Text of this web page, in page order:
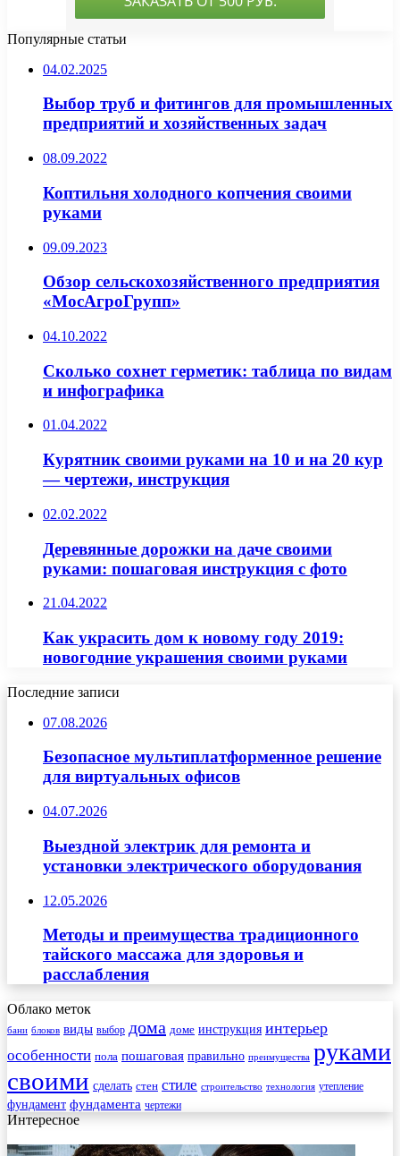
Популярные статьи
04.02.2025
Выбор труб и фитингов для промышленных
предприятий и хозяйственных задач
08.09.2022
Коптильня холодного копчения своими
руками
09.09.2023
Обзор сельскохозяйственного предприятия
«МосАгроГрупп»
04.10.2022
Сколько сохнет герметик: таблица по видам
и инфографика
01.04.2022
Курятник своими руками на 10 и на 20 кур
— чертежи, инструкция
02.02.2022
Деревянные дорожки на даче своими
руками: пошаговая инструкция с фото
21.04.2022
Как украсить дом к новому году 2019:
новогодние украшения своими руками
Последние записи
07.08.2026
Безопасное мультиплатформенное решение
для виртуальных офисов
04.07.2026
Выездной электрик для ремонта и
установки электрического оборудования
12.05.2026
Методы и преимущества традиционного
тайского массажа для здоровья и
расслабления
Облако меток
бани блоков виды выбор дома доме инструкция интерьер
особенности пола пошаговая правильно преимущества руками
своими сделать стен стиле строительство технология утепление
фундамент фундамента чертежи
Интересное